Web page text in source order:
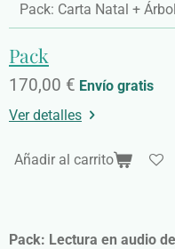
Pack: Carta Natal +
Pack
170,00 € Envío gratis
Ver detalles
Añadir al carrito
Pack: Lectura en audio